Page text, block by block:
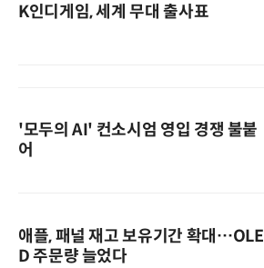
K인디게임, 세계 무대 출사표
'모두의 AI' 컨소시엄 영입 경쟁 불붙
어
애플, 패널 재고 보유기간 확대…OLE
D 주문량 늘었다